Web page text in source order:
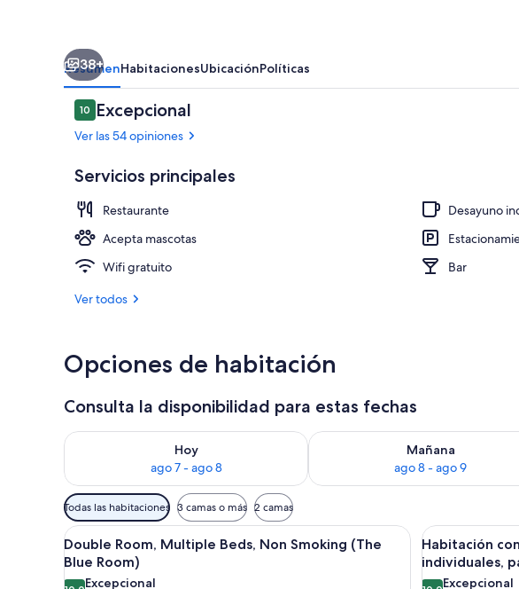
38+
ResumenHabitacionesUbicaciónPolíticas
Opiniones
1010 de 10,
Excepcional
Ver las 54 opiniones
Servicios principales
Restaurante
Desayuno
Acepta mascotas
Wifi gratuito
Bar
Ver todos
Opciones de habitación
Consulta la disponibilidad para estas fechas
Hoy
ago 7 - ago 8
Consulta la disponibilidad para hoy ago 7 - ago 8
Mañana
ago 8 - ago 9
Consulta la disponibilidad para
Filtros
disponibles
para
las
habitaciones
Todas las habitaciones 3 camas o más 2 camas
Abrir
todas
las
Una habitación de hotel con una cama de madera,
7
Double Room, Multiple Beds, Non Smoking (The
Blue Room)
Excepcional
Abrir
todas
las
12
Habitación
individuales,
Excepcional